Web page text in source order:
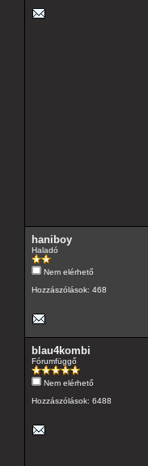
haniboy
Haladó
Nem elérhető
Hozzászólások: 468
blau4kombi
Fórumfüggő
Nem elérhető
Hozzászólások: 6488